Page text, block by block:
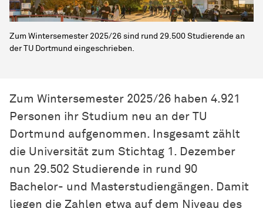
Zum Wintersemester 2025/26 sind rund 29.500 Studierende an
der TU Dortmund eingeschrieben.
Zum Wintersemester 2025/26 haben 4.921
Personen ihr Studium neu an der TU
Dortmund aufgenommen. Insgesamt zählt
die Universität zum Stichtag 1. Dezember
nun 29.502 Studierende in rund 90
Bachelor- und Masterstudiengängen. Damit
liegen die Zahlen etwa auf dem Niveau des